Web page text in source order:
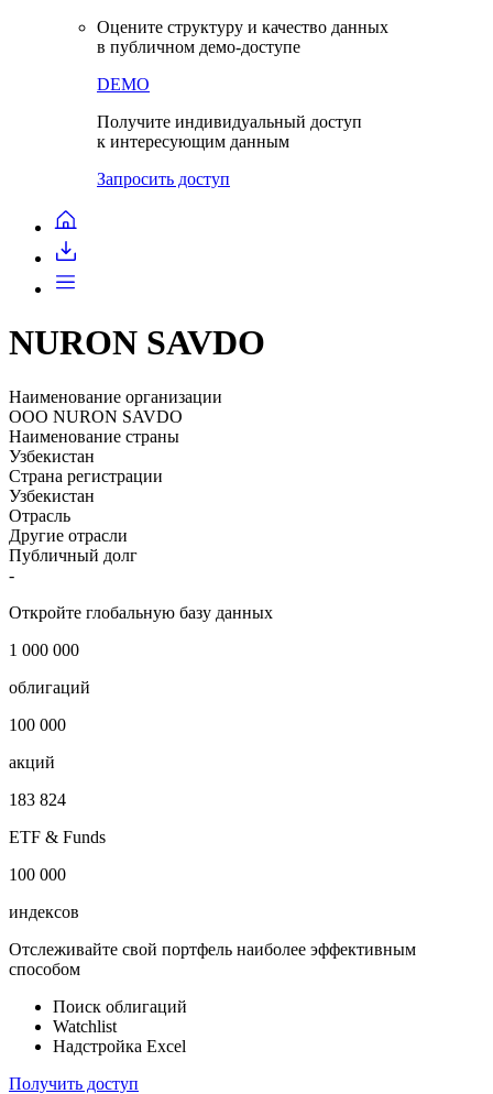
Оцените структуру и качество данных
в публичном демо-доступе
DEMO
Получите индивидуальный доступ
к интересующим данным
Запросить доступ
NURON SAVDO
Наименование организации
ООО NURON SAVDO
Наименование страны
Узбекистан
Страна регистрации
Узбекистан
Отрасль
Другие отрасли
Публичный долг
-
Откройте глобальную базу данных
1 000 000
облигаций
100 000
акций
183 824
ETF & Funds
100 000
индексов
Отслеживайте свой портфель наиболее эффективным
способом
Поиск облигаций
Watchlist
Надстройка Excel
Получить доступ